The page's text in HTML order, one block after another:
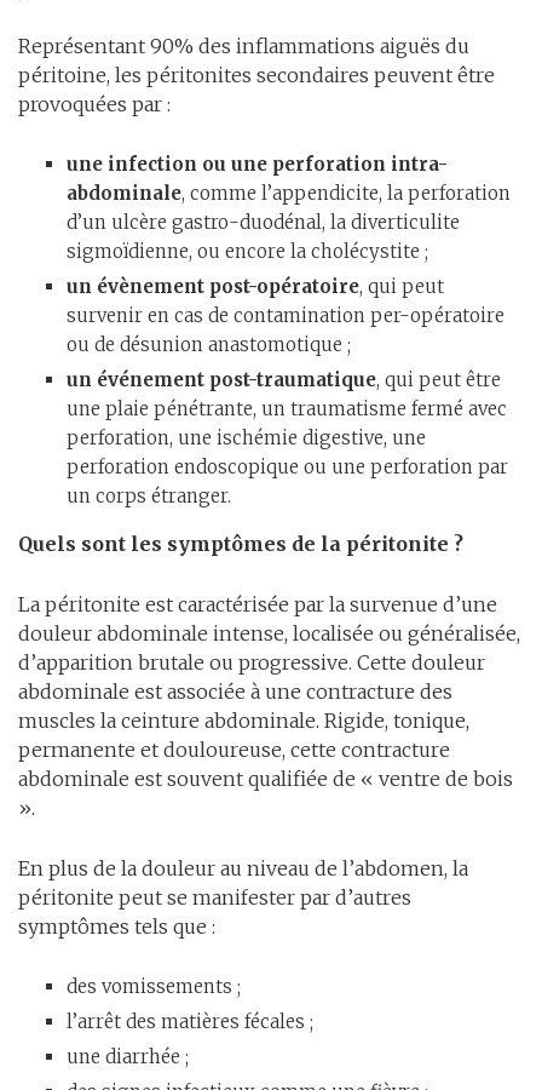
Représentant 90% des inflammations aiguës du
péritoine, les péritonites secondaires peuvent être
provoquées par :
une infection ou une perforation intra-
abdominale, comme l’appendicite, la perforation
d’un ulcère gastro-duodénal, la diverticulite
sigmoïdienne, ou encore la cholécystite ;
un évènement post-opératoire, qui peut
survenir en cas de contamination per-opératoire
ou de désunion anastomotique ;
un événement post-traumatique, qui peut être
une plaie pénétrante, un traumatisme fermé avec
perforation, une ischémie digestive, une
perforation endoscopique ou une perforation par
un corps étranger.
Quels sont les symptômes de la péritonite ?
La péritonite est caractérisée par la survenue d’une
douleur abdominale intense, localisée ou généralisée,
d’apparition brutale ou progressive. Cette douleur
abdominale est associée à une contracture des
muscles la ceinture abdominale. Rigide, tonique,
permanente et douloureuse, cette contracture
abdominale est souvent qualifiée de « ventre de bois
».
En plus de la douleur au niveau de l’abdomen, la
péritonite peut se manifester par d’autres
symptômes tels que :
des vomissements ;
l’arrêt des matières fécales ;
une diarrhée ;